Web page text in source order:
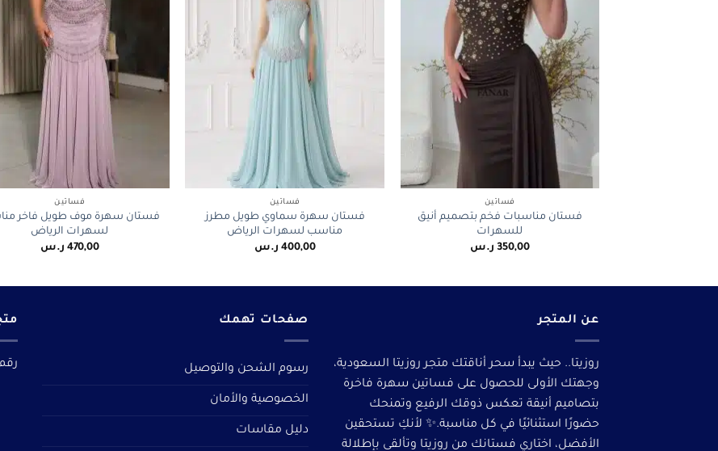
+
فساتين
فستان مناسبات فخم بتصميم أنيق
للسهرات
350,00 ر.س
فساتين
فستان سهرة سماوي طويل مطرز
مناسب لسهرات الرياض
400,00 ر.س
فساتين
فستان سهرة موف طويل فاخر
لسهرات الرياض
470,00 ر.س
عن المتجر
روزيتا.. حيث يبدأ سحر أناقتك متجر روزيتا السعودية،
وجهتك الأولى للحصول على فساتين سهرة فاخرة
بتصاميم أنيقة تعكس ذوقك الرفيع وتمنحك
حضورًا استثنائيًا في كل مناسبة.✨ لأنكِ تستحقين
الأفضل، اختاري فستانك من روزيتا وتألقى بإطلالة
صفحات تهمك
رسوم الشحن والتوصيل
الخصوصية والأمان
دليل مقاسات
رقم